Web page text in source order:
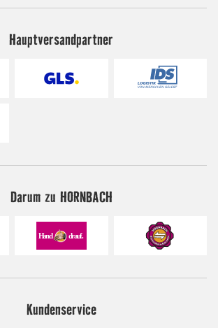
Hauptversandpartner
Darum zu HORNBACH
Kundenservice